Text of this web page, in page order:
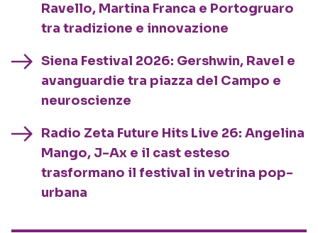
Ravello, Martina Franca e Portogruaro
tra tradizione e innovazione
Siena Festival 2026: Gershwin, Ravel e
avanguardie tra piazza del Campo e
neuroscienze
Radio Zeta Future Hits Live 26: Angelina
Mango, J-Ax e il cast esteso
trasformano il festival in vetrina pop-
urbana